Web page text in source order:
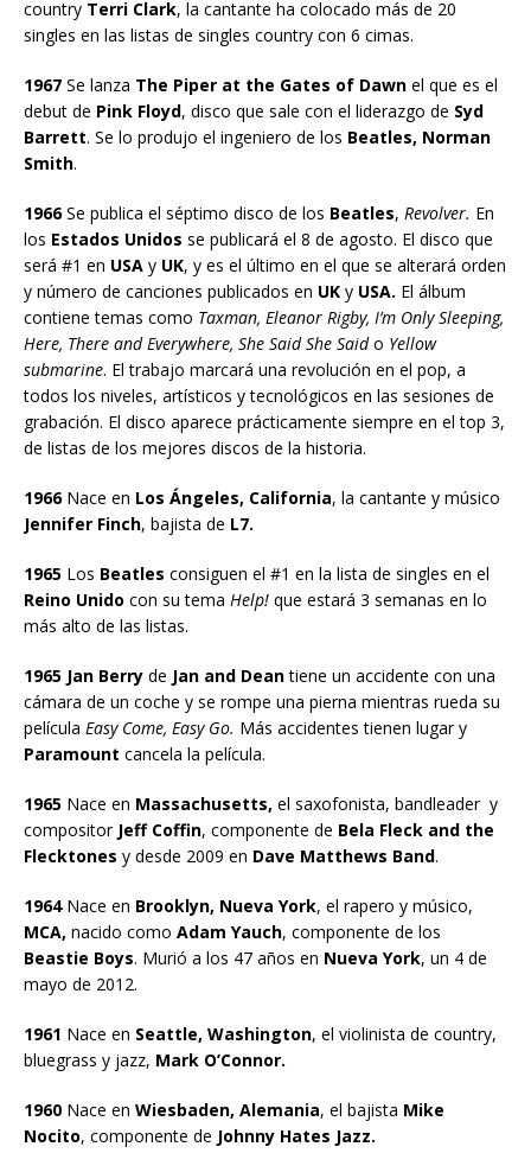
country Terri Clark, la cantante ha colocado más de 20
singles en las listas de singles country con 6 cimas.
1967 Se lanza The Piper at the Gates of Dawn el que es el
debut de Pink Floyd, disco que sale con el liderazgo de Syd
Barrett. Se lo produjo el ingeniero de los Beatles, Norman
Smith.
1966Se publica el séptimo disco de los Beatles, Revolver. En
los Estados Unidos se publicará el 8 de agosto. El disco que
será #1 en USA y UK, y es el último en el que se alterará orden
y número de canciones publicados en UK y USA. El álbum
contiene temas como Taxman, Eleanor Rigby, I’m Only Sleeping,
Here, There and Everywhere, She Said She Saido Yellow
submarine. El trabajo marcará una revolución en el pop, a
todos los niveles, artísticos y tecnológicos en las sesiones de
grabación. El disco aparece prácticamente siempre en el top 3,
de listas de los mejores discos de la historia.
1966Nace en Los Ángeles, California, la cantante y músico
Jennifer Finch, bajista de L7.
1965 Los Beatles consiguen el #1 en la lista de singles en el
Reino Unido con su tema Help! que estará 3 semanas en lo
más alto de las listas.
1965 Jan Berry de Jan and Deantiene un accidente con una
cámara de un coche y se rompe una pierna mientras rueda su
película Easy Come, Easy Go. Más accidentes tienen lugar y
Paramount cancela la película.
1965 Nace en Massachusetts, el saxofonista, bandleader y
compositorJeff Coffin, componente de Bela Fleck and the
Flecktones y desde 2009 en Dave Matthews Band.
1964Nace en Brooklyn, Nueva York, el rapero y músico,
MCA, nacido como Adam Yauch, componente de los
Beastie Boys. Murió a los 47 años en Nueva York, un 4 de
mayo de 2012.
1961 Nace en Seattle, Washington, el violinista de country,
bluegrass y jazz, Mark O’Connor.
1960 Nace en Wiesbaden, Alemania, el bajista Mike
Nocito, componente de Johnny Hates Jazz.